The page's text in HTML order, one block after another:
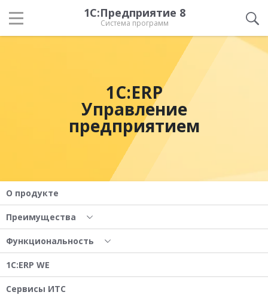
1С:Предприятие 8
Система программ
1С:ERP
Управление
предприятием
О продукте
Преимущества
Функциональность
1С:ERP WE
Сервисы ИТС